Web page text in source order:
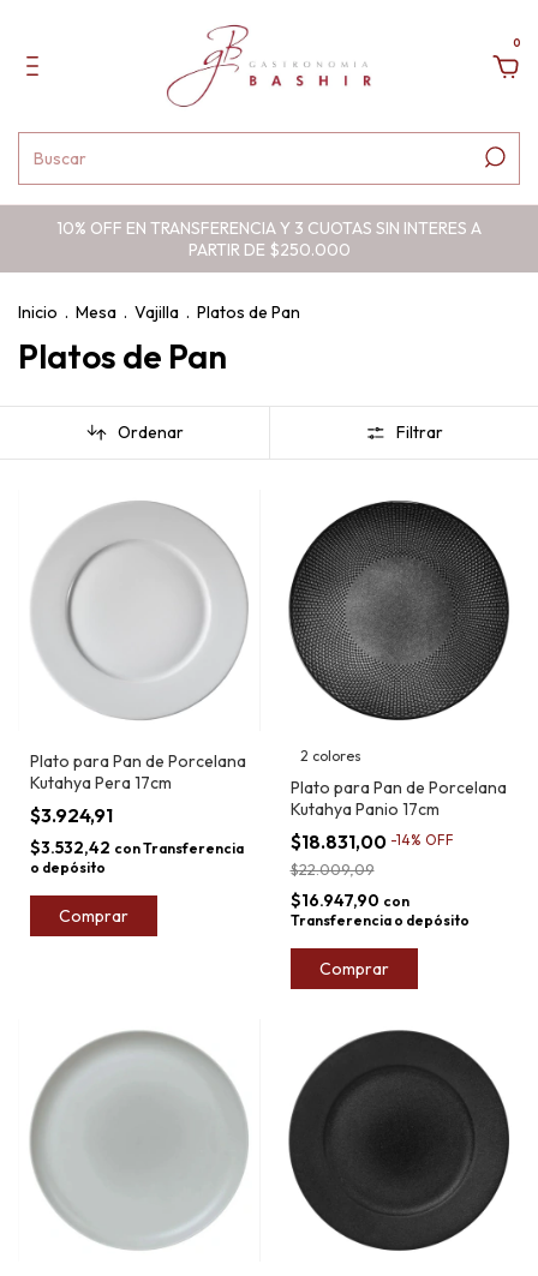
0
10% OFF EN TRANSFERENCIA Y 3 CUOTAS SIN INTERES A
PARTIR DE $250.000
Inicio . Mesa . Vajilla . Platos de Pan
Platos de Pan
Ordenar Filtrar
Plato para Pan de Porcelana
Kutahya Pera 17cm
$3.924,91
$3.532,42 conTransferencia
o depósito
Comprar
2 colores
Plato para Pan de Porcelana
Kutahya Panio 17cm
$18.831,00 -14% OFF
$22.009,09
$16.947,90 con
Transferencia o depósito
Comprar